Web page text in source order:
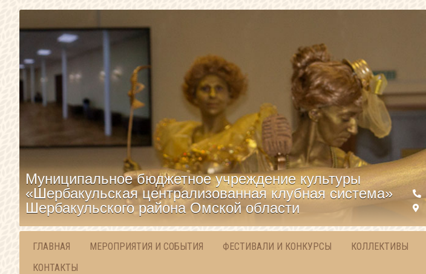
Муниципальное бюджетное учреждение культуры
«Шербакульская централизованная клубная система»
Шербакульского района Омской области
ГЛАВНАЯ МЕРОПРИЯТИЯ И СОБЫТИЯ ФЕСТИВАЛИ И КОНКУРСЫ КОЛЛЕКТИВЫ
КОНТАКТЫ